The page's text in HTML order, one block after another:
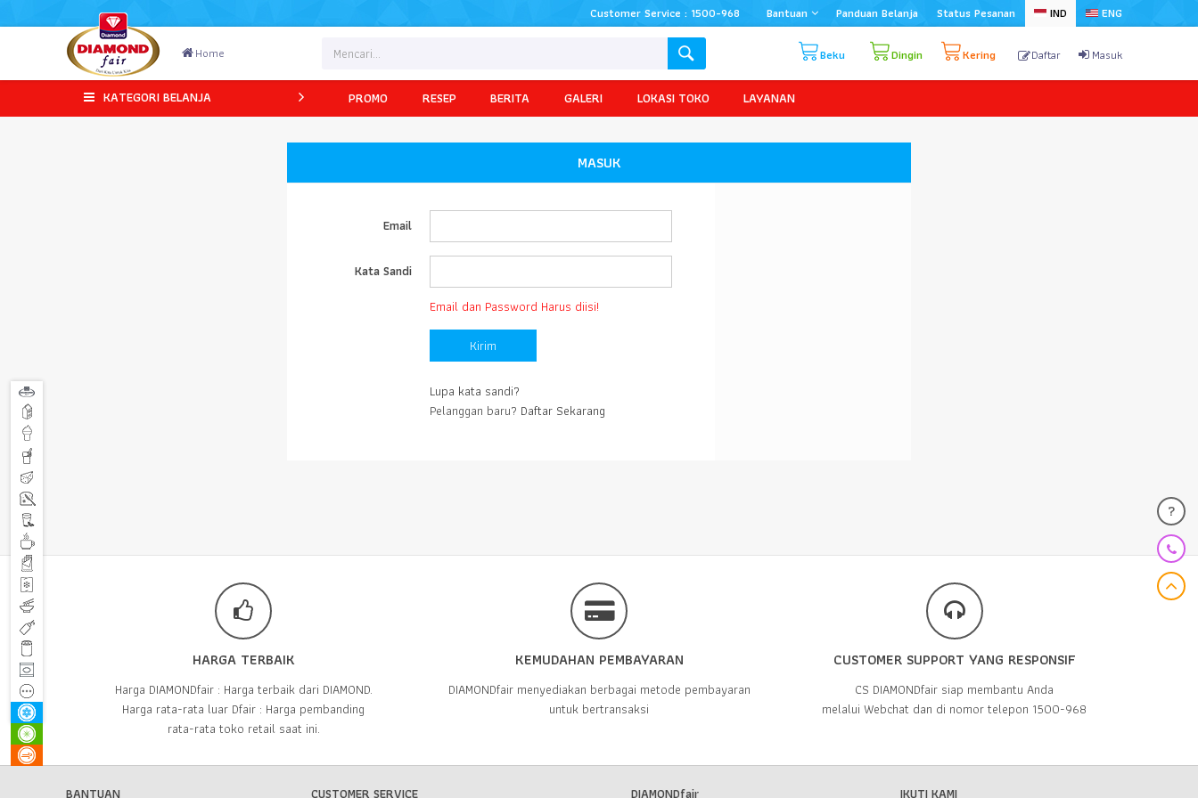
ENG
IND
Status Pesanan
Panduan Belanja
Bantuan
Customer Service : 1500-968
Home Masuk
Daftar
Kering
Dingin
Beku
KATEGORI BELANJA PROMO RESEP BERITA GALERI LOKASI TOKO LAYANAN
?
Beranda Masuk
MASUK
Email
Kata Sandi
Email dan Password Harus diisi!
Lupa kata sandi?
Pelanggan baru? Daftar Sekarang
HARGA TERBAIK
Harga DIAMONDfair : Harga terbaik dari DIAMOND.
Harga rata-rata luar Dfair : Harga pembanding
rata-rata toko retail saat ini.
KEMUDAHAN PEMBAYARAN
DIAMONDfair menyediakan berbagai metode pembayaran
untuk bertransaksi
CUSTOMER SUPPORT YANG RESPONSIF
CS DIAMONDfair siap membantu Anda
melalui Webchat dan di nomor telepon 1500-968
BANTUAN CUSTOMER SERVICE DIAMONDfair IKUTI KAMI